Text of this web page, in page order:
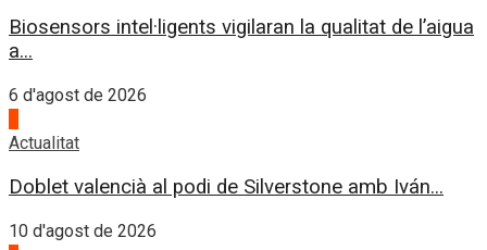
Biosensors intel·ligents vigilaran la qualitat de l’aigua
a...
6 d'agost de 2026
Actualitat
Doblet valencià al podi de Silverstone amb Iván...
10 d'agost de 2026